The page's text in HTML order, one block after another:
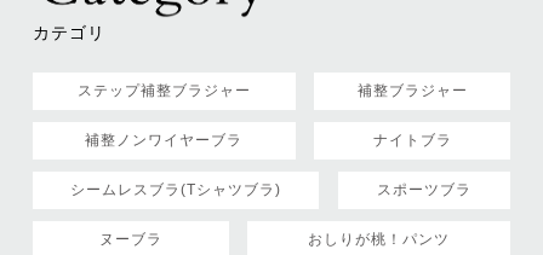
カテゴリ
ステップ補整ブラジャー 補整ブラジャー
補整ノンワイヤーブラ ナイトブラ
シームレスブラ(Tシャツブラ) スポーツブラ
ヌーブラ おしりが桃！パンツ